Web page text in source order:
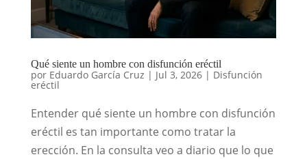
Qué siente un hombre con disfunción eréctil
por Eduardo García Cruz | Jul 3, 2026| Disfunción
eréctil
Entender qué siente un hombre con disfunción
eréctil es tan importante como tratar la
erección. En la consulta veo a diario que lo que